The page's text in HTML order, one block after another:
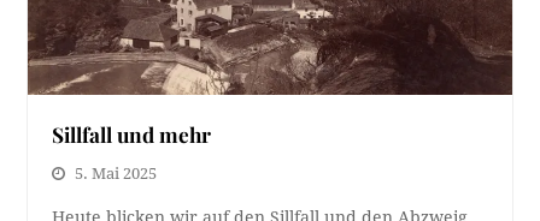
Sillfall und mehr
5. Mai 2025